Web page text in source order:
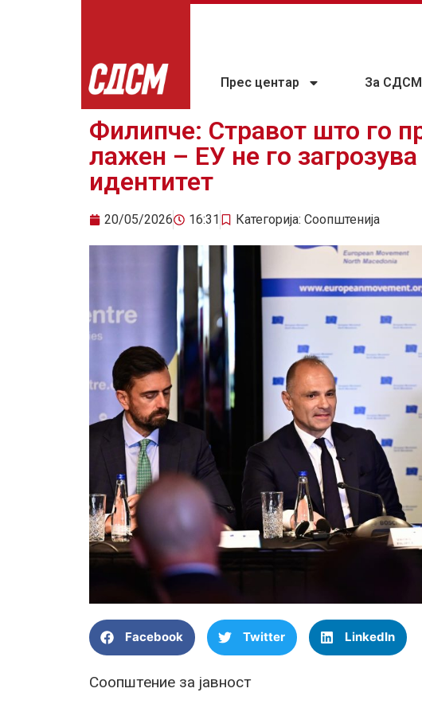
Прес центар За СДСМ
Филипче: Стравот што го
лажен – ЕУ не го
идентитет
20/05/2026 16:31 Категорија: Соопштенија
Facebook Twitter LinkedIn
Соопштение за јавност